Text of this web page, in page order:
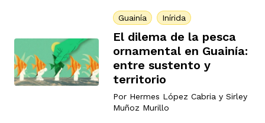
Guainía Inírida
El dilema de la pesca
ornamental en Guainía:
entre sustento y
territorio
Por Hermes López Cabria y Sirley
Muñoz Murillo
2023